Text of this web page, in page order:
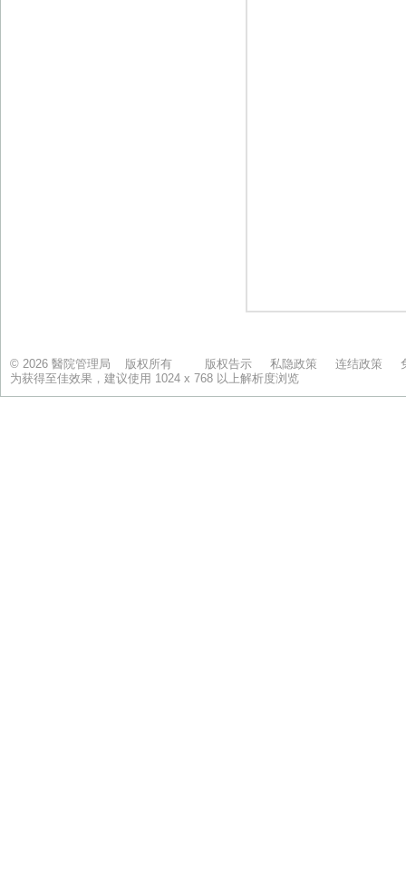
© 2026 醫院管理局 版权所有 版权告示 私隐政策 连结政策
为获得至佳效果，建议使用 1024 x 768 以上解析度浏览